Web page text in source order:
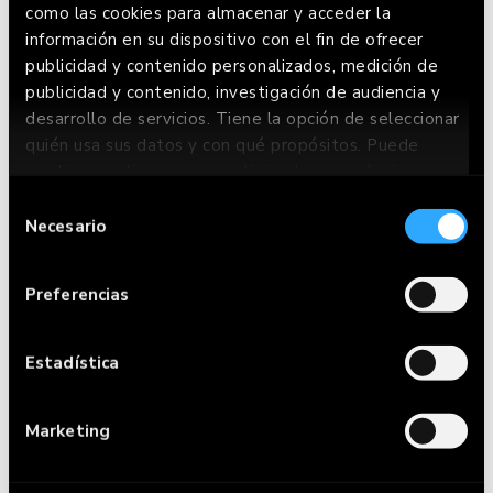
como las cookies para almacenar y acceder la
información en su dispositivo con el fin de ofrecer
publicidad y contenido personalizados, medición de
publicidad y contenido, investigación de audiencia y
desarrollo de servicios. Tiene la opción de seleccionar
quién usa sus datos y con qué propósitos. Puede
cambiar o retirar su consentimiento en cualquier
en el Menú de consentimiento.
Recopilar información sobre su ubicación
varios metros
específicas (huellas digitales)
deNecesario
Preferencias
Estadística
Marketing